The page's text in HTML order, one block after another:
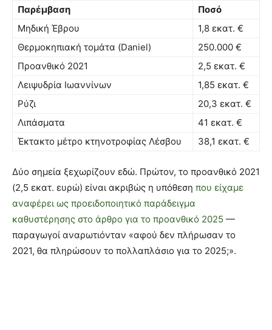
Παρέμβαση
Ποσό
Μηδική Έβρου
1,8 εκατ. €
Θερμοκηπιακή τομάτα (Daniel)
250.000 €
Προανθικό 2021
2,5 εκατ. €
Λειψυδρία Ιωαννίνων
1,85 εκατ. €
Ρύζι
20,3 εκατ. €
Λιπάσματα
41 εκατ. €
Έκτακτο μέτρο κτηνοτροφίας Λέσβου
38,1 εκατ. €
Δύο σημεία ξεχωρίζουν εδώ. Πρώτον, το προανθικό 2021
(2,5 εκατ. ευρώ) είναι ακριβώς η υπόθεση που είχαμε
αναφέρει ως προειδοποιητικό παράδειγμα
καθυστέρησης στο άρθρο για το προανθικό 2025 —
παραγωγοί αναρωτιόνταν «αφού δεν πλήρωσαν το
2021, θα πληρώσουν το πολλαπλάσιο για το 2025;».